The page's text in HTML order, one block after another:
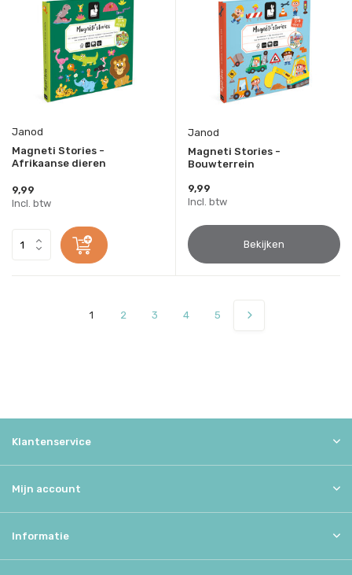
Janod
Magneti Stories -
Afrikaanse dieren
9,99
Incl. btw
Janod
Magneti Stories -
Bouwterrein
9,99
Incl. btw
Bekijken
1 2 3 4 5
Klantenservice
Mijn account
Informatie